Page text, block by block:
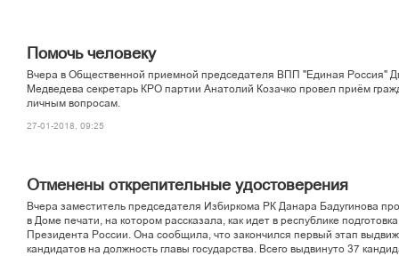
Ïîìî÷ü ÷åëîâåêó
Â÷åðà â Îáùåñòâåííîé ïðèåìíîé ïðåäñåäàòåëÿ ÂÏÏ "Åäèíàÿ Ðîññèÿ"
Ìåäâåäåâà ñåêðåòàðü ÊÐÎ ïàðòèè Àíàòîëèé Êîçà÷êî ïðîâåë ïðè¸ì
ëè÷íûì âîïðîñàì.
27-01-2018, 09:25
Îòìåíåíû îòêðåïèòåëüíûå óäîñòîâåðåíèÿ
Â÷åðà çàìåñòèòåëü ïðåäñåäàòåëÿ Èçáèðêîìà ÐÊ Äàíàðà Áàäóãèíîâà
â Äîìå ïå÷àòè, íà êîòîðîì ðàññêàçàëà, êàê èäåò â ðåñïóáëèêå
Ïðåçèäåíòà Ðîññèè. Îíà ñîîáùèëà, ÷òî çàêîí÷èëñÿ ïåðâûé ýòàï
êàíäèäàòîâ íà äîëæíîñòü ãëàâû ãîñóäàðñòâà. Âñåãî âûäâèíóòî 37